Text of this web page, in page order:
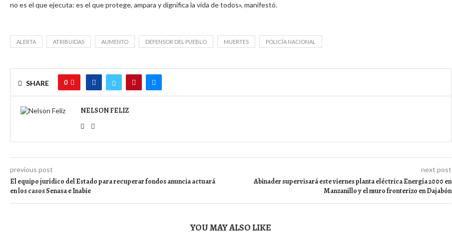
no es el que ejecuta: es el que protege, ampara y dignifica la vida de todos», manifestó.
ALERTA ATRIBUIDAS AUMENTO DEFENSOR DEL PUEBLO MUERTES POLICÍA NACIONAL
SHARE 0
NELSON FELIZ
previous post
El equipo jurídico del Estado para recuperar fondos anuncia actuará
en los casos Senasa e Inabie
next post
Abinader supervisará este viernes planta eléctrica Energía 2000 en
Manzanillo y el muro fronterizo en Dajabón
YOU MAY ALSO LIKE